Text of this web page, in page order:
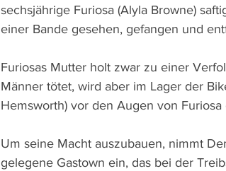
sechsjährige Furiosa (Alyla Browne)
einer Bande gesehen, gefangen und
Furiosas Mutter holt zwar zu einer
Männer tötet, wird aber im Lager der
Hemsworth) vor den Augen von
Um seine Macht auszubauen, nimmt
gelegene Gastown ein, das bei der